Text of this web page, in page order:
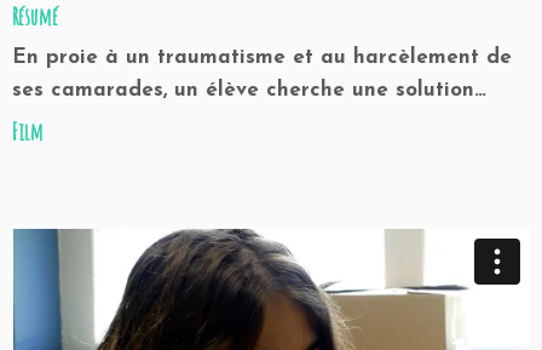
Résumé
En proie à un traumatisme et au harcèlement de
ses camarades, un élève cherche une solution…
Film